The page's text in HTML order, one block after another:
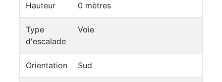
Hauteur 0 mètres
Type
d'escalade
Voie
Orientation Sud